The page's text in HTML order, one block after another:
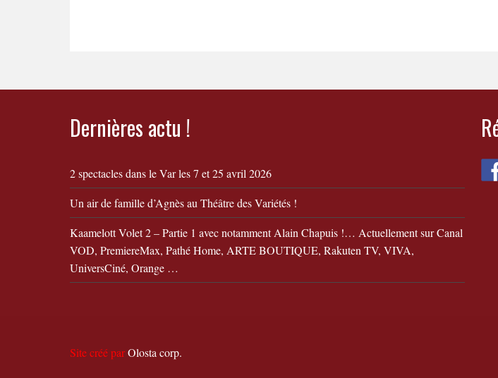
Dernières actu !
2 spectacles dans le Var les 7 et 25 avril 2026
Un air de famille d’Agnès au Théâtre des Variétés !
Kaamelott Volet 2 – Partie 1 avec notamment Alain Chapuis !… Actuellement sur Canal
VOD, PremiereMax, Pathé Home, ARTE BOUTIQUE, Rakuten TV, VIVA,
UniversCiné, Orange …
Site créé parOlosta corp.